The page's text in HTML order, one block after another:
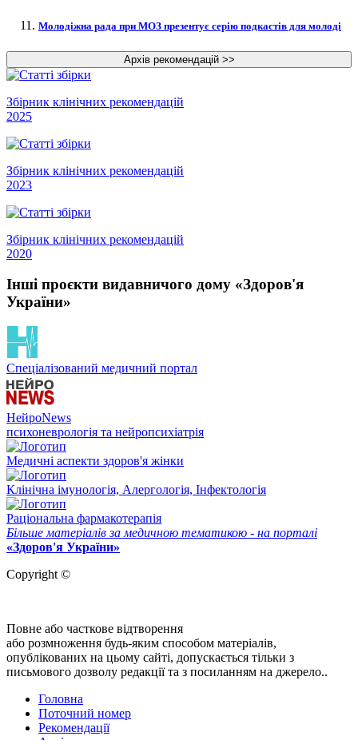
Молодіжна рада при МОЗ презентує серію подкастів для молоді
Збірник клінічних рекомендацій
2025
Збірник клінічних рекомендацій
2023
Збірник клінічних рекомендацій
2020
Інші проєкти видавничого дому «Здоров'я
України»
Спеціалізований медичний портал
НейроNews
психоневрологія та нейропсихіатрія
Медичні аспекти здоров'я жінки
Клінічна імунологія, Алергологія, Інфектологія
Раціональна фармакотерапія
Більше матеріалів за медичною тематикою - на порталі
«Здоров'я України»
Copyright ©
Повне або часткове відтворення
або розмноження будь-яким способом матеріалів,
опублікованих на цьому сайті, допускається тільки з
письмового дозволу редакції та з посиланням на джерело..
Головна
Поточний номер
Рекомендації